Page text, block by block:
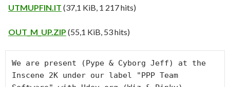
UTMUPFIN.IT (37,1 KiB, 1 217 hits)
OUT_M_UP.ZIP (55,1 KiB, 53 hits)
We are present (Pype & Cyborg Jeff) at the
Inscene 2K under our label "PPP Team